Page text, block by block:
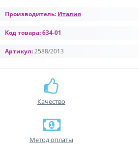
Производитель: Италия
Код товара:634-01
Артикул:2588/2013
Качество
Метод оплаты